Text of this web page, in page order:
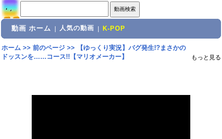
動画 ホーム 人気の動画 K-POP
ホーム>> 前のページ>>
【ゆっくり実況】バグ発生!?まさかの
ドッスンを……コース!!【マリオメーカー】
もっと見る